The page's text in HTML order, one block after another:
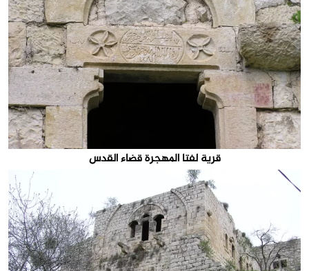
قرية لفتا المهجرة قضاء القدس